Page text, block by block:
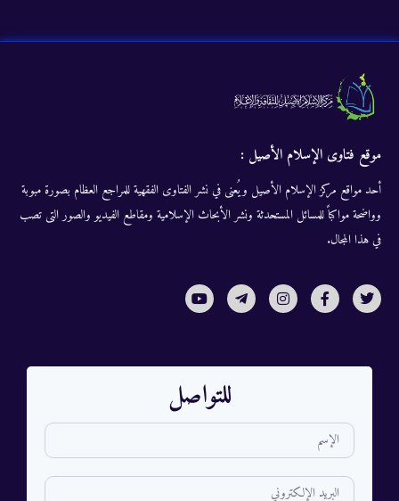
موقع فتاوى الإسلام الأصيل :
أحد مواقع مركز الإسلام الأصيل ويُعنى في نشر الفتاوى الفقهية للمراجع العظام بصورة مبوبة
وواضحة مواكباً للمسائل المستحدثة ونشر الأبحاث الإسلامية ومقاطع الفيديو والصور التى تصب
في هذا المجال.
للتواصل